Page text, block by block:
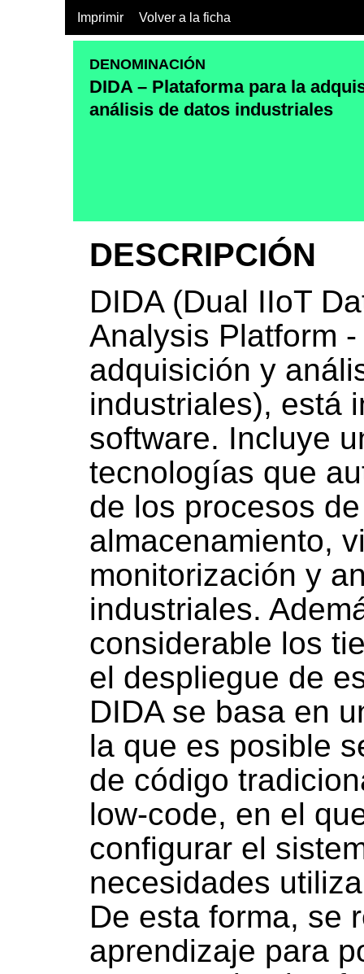
Imprimir Volver a la ficha
DENOMINACIÓN
DIDA – Plataforma para la
análisis de datos industriales
DESCRIPCIÓN
DIDA (Dual IIoT
Analysis Platform
adquisición y
industriales), está
software. Incluye
tecnologías que
de los procesos
almacenamiento,
monitorización y
industriales.
considerable los
el despliegue de
DIDA se basa en
la que es posible
de código
low-code, en el
configurar el
necesidades
De esta forma, se
aprendizaje para